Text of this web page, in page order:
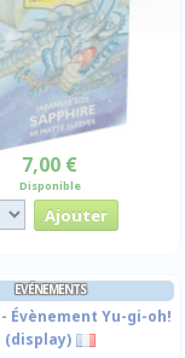
7,00 €
Disponible
EVÉNEMENTS
Évènement Yu-gi-oh!
(display)